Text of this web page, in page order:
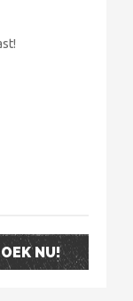
NU!